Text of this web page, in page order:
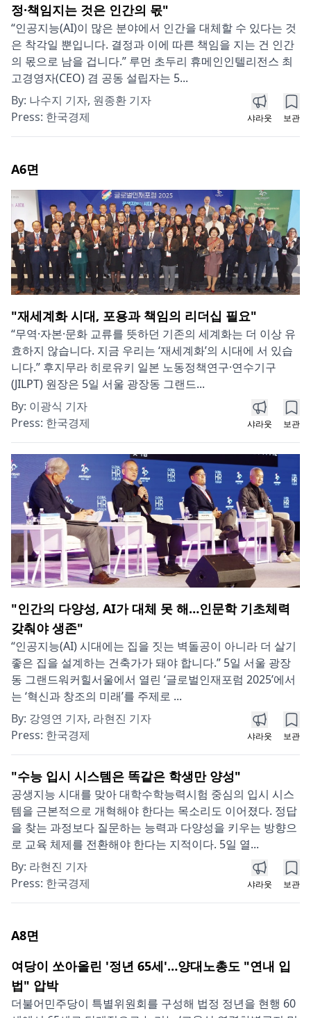
정·책임지는 것은 인간의 몫"
“인공지능(AI)이 많은 분야에서 인간을 대체할 수 있다는 것
은 착각일 뿐입니다. 결정과 이에 따른 책임을 지는 건 인간
의 몫으로 남을 겁니다.” 루먼 초두리 휴메인인텔리전스 최
고경영자(CEO) 겸 공동 설립자는 5...
By: 나수지 기자, 원종환 기자
Press: 한국경제 샤라웃 보관
A6면
"재세계화 시대, 포용과 책임의 리더십 필요"
“무역·자본·문화 교류를 뜻하던 기존의 세계화는 더 이상 유
효하지 않습니다. 지금 우리는 ‘재세계화’의 시대에 서 있습
니다.” 후지무라 히로유키 일본 노동정책연구·연수기구
(JILPT) 원장은 5일 서울 광장동 그랜드...
By: 이광식 기자
Press: 한국경제 샤라웃 보관
"인간의 다양성, AI가 대체 못 해…인문학 기초체력
갖춰야 생존"
“인공지능(AI) 시대에는 집을 짓는 벽돌공이 아니라 더 살기
좋은 집을 설계하는 건축가가 돼야 합니다.” 5일 서울 광장
동 그랜드워커힐서울에서 열린 ‘글로벌인재포럼 2025’에서
는 ‘혁신과 창조의 미래’를 주제로 ...
By: 강영연 기자, 라현진 기자
Press: 한국경제 샤라웃 보관
"수능 입시 시스템은 똑같은 학생만 양성"
공생지능 시대를 맞아 대학수학능력시험 중심의 입시 시스
템을 근본적으로 개혁해야 한다는 목소리도 이어졌다. 정답
을 찾는 과정보다 질문하는 능력과 다양성을 키우는 방향으
로 교육 체제를 전환해야 한다는 지적이다. 5일 열...
By: 라현진 기자
Press: 한국경제 샤라웃 보관
A8면
여당이 쏘아올린 '정년 65세'…양대노총도 "연내 입
법" 압박
더불어민주당이 특별위원회를 구성해 법정 정년을 현행 60